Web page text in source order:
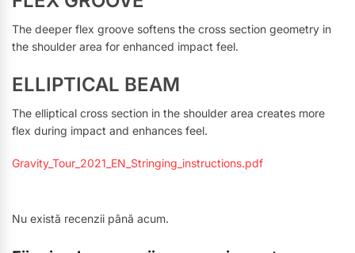
The deeper flex groove softens the cross section geometry in
the shoulder area for enhanced impact feel.
ELLIPTICAL BEAM
The elliptical cross section in the shoulder area creates more
flex during impact and enhances feel.
Gravity_Tour_2021_EN_Stringing_instructions.pdf
Nu există recenzii până acum.